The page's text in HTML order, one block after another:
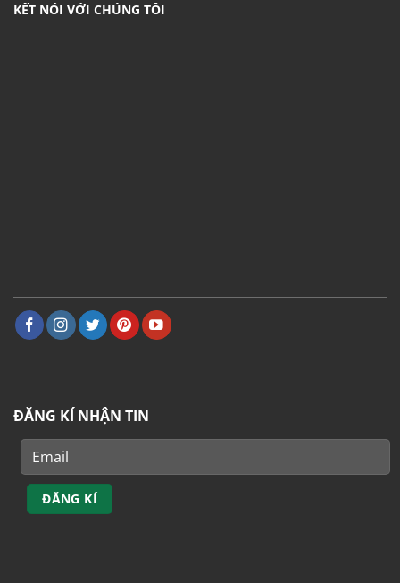
KẾT NÓI VỚI CHÚNG TÔI
ĐĂNG KÍ NHẬN TIN